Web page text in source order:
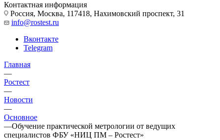
Контактная информация
Россия, Москва, 117418, Нахимовский проспект, 31
info@rostest.ru
Вконтакте
Telegram
Главная
—
Ростест
—
Новости
—
Основное
—Обучение практической метрологии от ведущих
специалистов ФБУ «НИЦ ПМ – Ростест»